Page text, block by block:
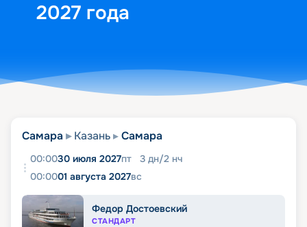
2027 года
Самара Казань Самара
00:0030 июля 2027пт 3 дн/2 нч
00:0001 августа 2027вс
Федор Достоевский
СТАНДАРТ